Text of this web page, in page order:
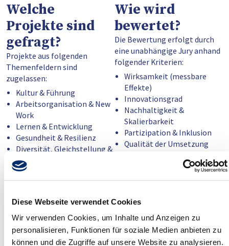
Diese Webseite verwendet Cookies
Wir verwenden Cookies, um Inhalte und Anzeigen zu
personalisieren, Funktionen für soziale Medien anbieten zu
können und die Zugriffe auf unsere Website zu analysieren.
Welche
Projekte sind
gefragt?
Projekte aus folgenden
Themenfeldern sind
zugelassen:
Kultur & Führung
Arbeitsorganisation & New
Work
Lernen & Entwicklung
Gesundheit & Resilienz
Diversität, Gleichstellung &
Inklusion
Technologie & digitale
Zusammenarbeit
Verantwortung in der Arbeit
Wie wird
bewertet?
Die Bewertung erfolgt durch
eine unabhängige Jury anhand
folgender Kriterien:
Wirksamkeit (messbare
Effekte)
Innovationsgrad
Nachhaltigkeit &
Skalierbarkeit
Partizipation & Inklusion
Qualität der Umsetzung
Was muss für
die Teilnahme
Wie hoch ist die